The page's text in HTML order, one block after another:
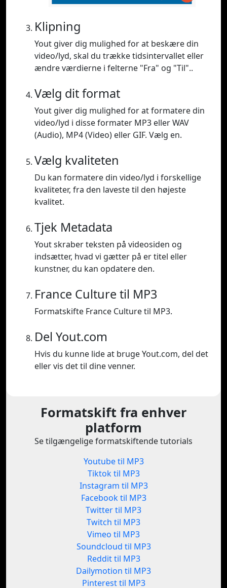
Klipning
Yout giver dig mulighed for at beskære din
video/lyd, skal du trække tidsintervallet eller
ændre værdierne i felterne "Fra" og "Til"..
Vælg dit format
Yout giver dig mulighed for at formatere din
video/lyd i disse formater MP3 eller WAV
(Audio), MP4 (Video) eller GIF. Vælg en.
Vælg kvaliteten
Du kan formatere din video/lyd i forskellige
kvaliteter, fra den laveste til den højeste
kvalitet.
Tjek Metadata
Yout skraber teksten på videosiden og
indsætter, hvad vi gætter på er titel eller
kunstner, du kan opdatere den.
France Culture til MP3
Formatskifte France Culture til MP3.
Del Yout.com
Hvis du kunne lide at bruge Yout.com, del det
eller vis det til dine venner.
Formatskift fra enhver
platform
Se tilgængelige formatskiftende tutorials
Youtube til MP3
Tiktok til MP3
Instagram til MP3
Facebook til MP3
Twitter til MP3
Twitch til MP3
Vimeo til MP3
Soundcloud til MP3
Reddit til MP3
Dailymotion til MP3
Pinterest til MP3